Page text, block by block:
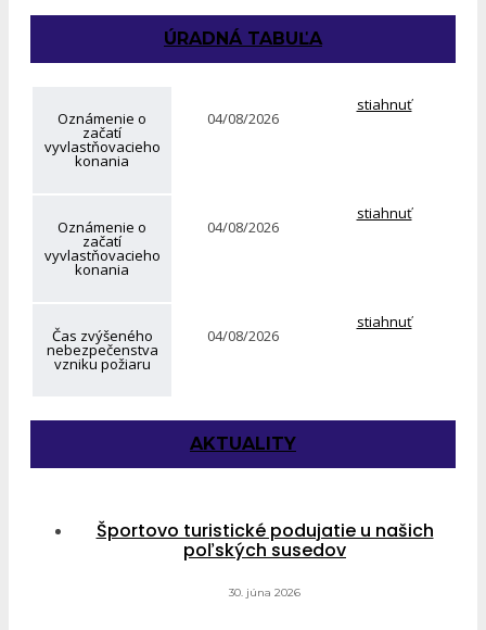
ÚRADNÁ TABUĽA
Oznámenie o
začatí
vyvlastňovacieho
konania
04/08/2026
stiahnuť
Oznámenie o
začatí
vyvlastňovacieho
konania
04/08/2026
stiahnuť
Čas zvýšeného
nebezpečenstva
vzniku požiaru
04/08/2026
stiahnuť
AKTUALITY
Športovo turistické podujatie u našich
poľských susedov
30. júna 2026